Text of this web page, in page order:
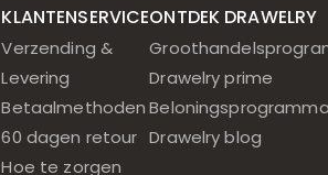
KLANTENSERVICE
Verzending &
Levering
Betaalmethoden
60 dagen retour
Hoe te zorgen
ONTDEK DRAWELRY
Drawelry prime
Drawelry blog